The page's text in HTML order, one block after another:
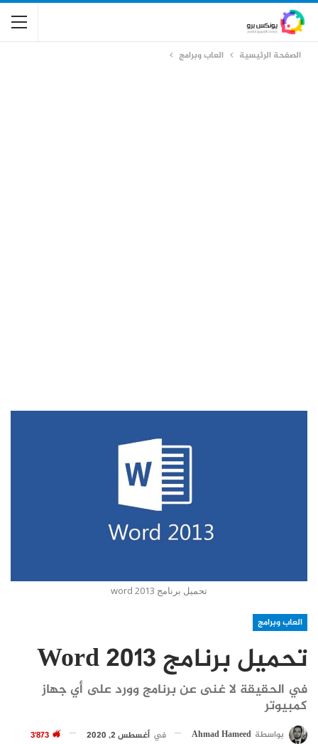
الصفحة الرئيسية العاب وبرامج
تحميل برنامج word 2013
العاب وبرامج
تحميل برنامج Word 2013
في الحقيقة لا غنى عن برنامج وورد على أي جهاز
كمبيوتر
بواسطة Ahmad Hameed في أغسطس 2, 2020